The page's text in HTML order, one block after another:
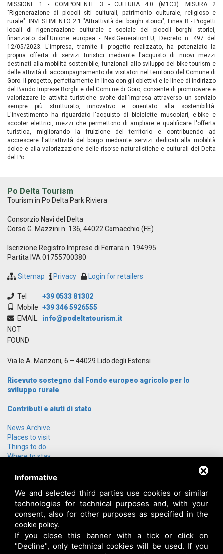
MISSIONE 1 - COMPONENTE 3 - CULTURA 4.0 (M1C3). MISURA 2
"Rigenerazione di piccoli siti culturali, patrimonio culturale, religioso e
rurale". INVESTIMENTO 2.1 "Attrattività dei borghi storici", Linea B - Progetti
locali di rigenerazione culturale e sociale dei piccoli borghi storici,
finanziato dall'Unione europea - NextGenerationEU, Decreto n. 497 del
12/05/2023. L'impresa, tramite il progetto realizzato, ha potenziato la
propria offerta di servizi turistici mediante l'acquisto di nuovi mezzi
destinati alla mobilità sostenibile, funzionali allo sviluppo del bike tourism e
delle attività di accompagnamento dei visitatori nel territorio del Comune di
Goro. Il progetto, perfettamente in linea con gli obiettivi e le linee di indirizzo
del Bando Imprese Borghi e del Comune di Goro, consente di promuovere e
valorizzare le attività turistiche svolte dall'impresa attraverso un servizio
sempre più strutturato, innovativo e orientato alla sostenibilità.
L'investimento ha riguardato l'acquisto di biciclette muscolari, e-bike e
scooter elettrici, mezzi che permettono di ampliare e qualificare l'offerta
turistica, migliorando la fruizione del territorio e contribuendo ad
accrescere l'attrattività del borgo mediante servizi dedicati alla mobilità
dolce e alla valorizzazione delle risorse naturalistiche e culturali del Delta
del Po.
Po Delta Tourism
Tourism in Po Delta Park Riviera
Consorzio Navi del Delta
Corso G. Mazzini n. 136, 44022 Comacchio (FE)
Iscrizione Registro Imprese di Ferrara n. 194995
Partita IVA 01755700380
Sitemap Privacy Login for retailers
Tel
+39 0533 81302
Mobile +39 346 5926555
EMAIL:
NOT
FOUND
info@podeltatourism.it
Via.le A. Manzoni, 6 – 44029 Lido degli Estensi
Ricevuto sostegno dal Fondo europeo agricolo per lo
sviluppo rurale
Contributi e aiuti di stato
News Archive
Places to visit
Things to do
Where to stay
How to get here
Contact us
Login
Informative
We and selected third parties use cookies or similar
technologies for technical purposes and, with your
consent, also for other purposes as specified in the
cookie policy.
If you close this banner with a tick or click on
"Decline", only technical cookies will be used. If you